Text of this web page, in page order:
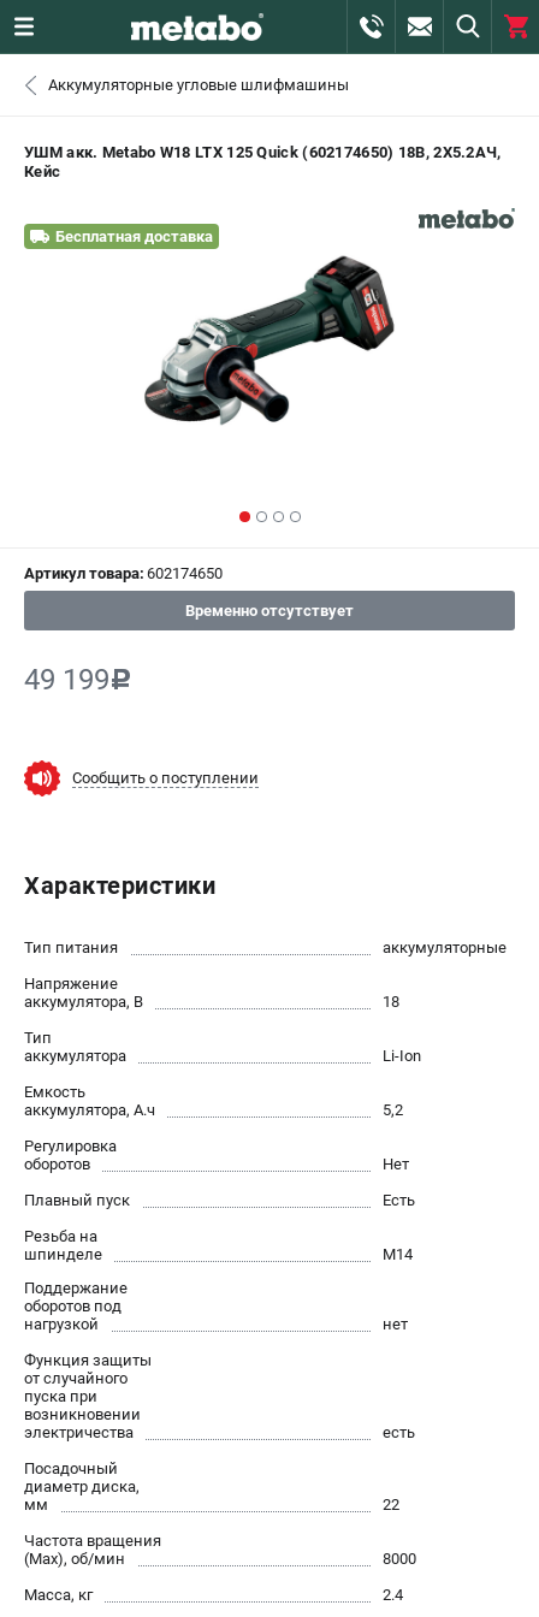
СРАВНЕНИЕ ( 0 )
ВХОД ИЛИ РЕГИСТРАЦИЯ
ЗАКАЗАТЬ ЗАПЧАСТЬ
+7 (911) 360-06-14 | +7 (8112) 59-10-67
САНКТ-ПЕТЕРБУРГ
0 ₽
Контакты
Способы оплаты
О компании
О бренде
Политика обработки персональных данных
Новости
Программа бонусов
Как нас найти
Пользовательское соглашение
СЕТЕВОЙ ЭЛЕКТРОИНСТРУМЕНТ
Угловые шлифмашины (УШМ)
Перфораторы
Дрели
Пылесосы
АККУМУЛЯТОРНЫЙ ИНСТРУМЕНТ
Аккумуляторные шуруповерты
Аккумуляторные угловые шлифмашины
УШМ акк. Metabo W18 LTX 125 Quick (602174650) 18В, 2X5.2АЧ,
Кейс
Бесплатная доставка
Артикул товара: 602174650
Временно отсутствует
49 199c
Сообщить о поступлении
Характеристики
Тип питания
аккумуляторные
Напряжение
аккумулятора, В
18
Тип
аккумулятора
Li-Ion
Емкость
аккумулятора, А.ч
5,2
Регулировка
оборотов
Нет
Плавный пуск
Есть
Резьба на
шпинделе
М14
Поддержание
оборотов под
нагрузкой
нет
Функция защиты
от случайного
пуска при
возникновении
электричества
есть
Посадочный
диаметр диска,
мм
22
Частота вращения
(Max), об/мин
8000
Масса, кг
2.4